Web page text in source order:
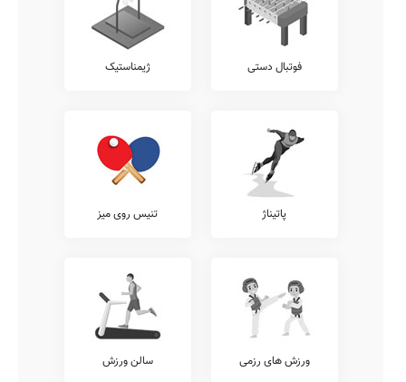
فوتبال دستی ژیمناستیک
پاتیناژ تنیس روی میز
ورزش های رزمی سالن ورزش